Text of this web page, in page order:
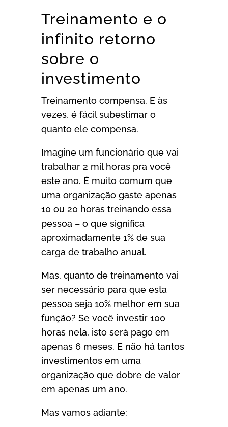
Treinamento e o
infinito retorno
sobre o
investimento
Treinamento compensa. E às
vezes, é fácil subestimar o
quanto ele compensa.
Imagine um funcionário que vai
trabalhar 2 mil horas pra você
este ano. É muito comum que
uma organização gaste apenas
10 ou 20 horas treinando essa
pessoa – o que significa
aproximadamente 1% de sua
carga de trabalho anual.
Mas, quanto de treinamento vai
ser necessário para que esta
pessoa seja 10% melhor em sua
função? Se você investir 100
horas nela, isto será pago em
apenas 6 meses. E não há tantos
investimentos em uma
organização que dobre de valor
em apenas um ano.
Mas vamos adiante: